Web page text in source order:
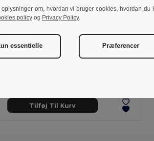
58,71 kr
Tilføj Til Kurv
oplysninger om, hvordan vi bruger cookies, hvordan
policy og Privacy Policy.
essentielle Præferencer